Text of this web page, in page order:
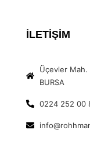
İLETİŞİM
Üçevler
BURSA
0224 252 00